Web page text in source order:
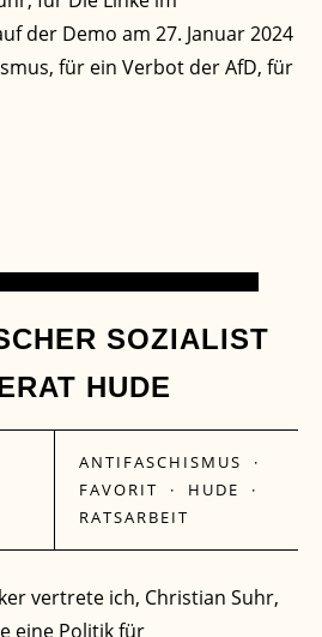
der Demo am 27. Januar 2024
für ein Verbot der AfD, für
SOZIALIST
HUDE
ANTIFASCHISMUS ·
FAVORIT · HUDE ·
RATSARBEIT
vertrete ich, Christian Suhr,
eine Politik für